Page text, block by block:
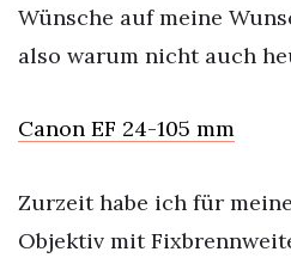
Wünsche auf meine
also warum nicht auch
Canon EF 24-105 mm
Zurzeit habe ich für
Objektiv mit